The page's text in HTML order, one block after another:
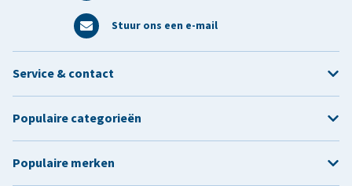
Stuur ons een e-mail
Service & contact
Populaire categorieën
Populaire merken